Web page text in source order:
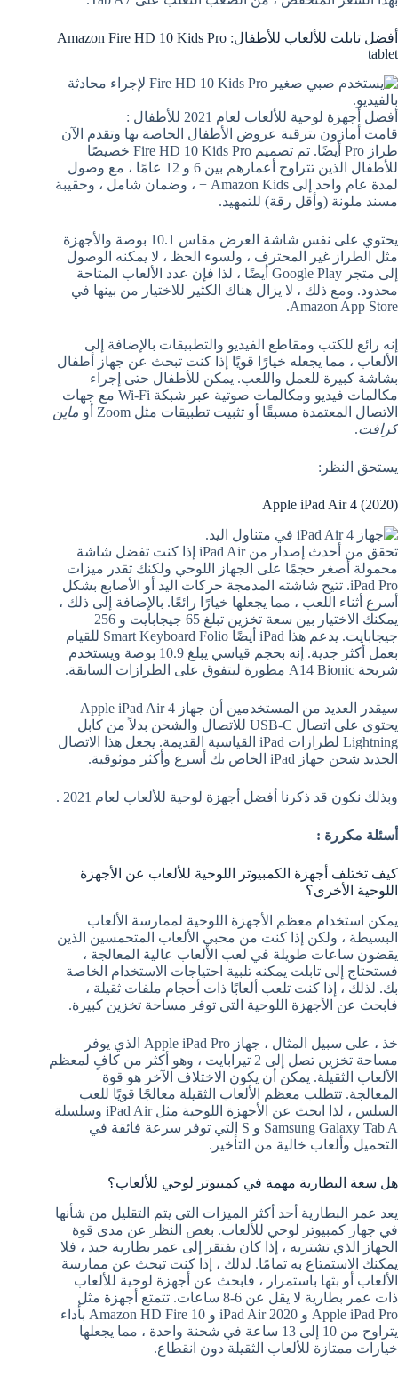
أفضل تابلت للألعاب للأطفال: Amazon Fire HD 10 Kids Pro
tablet
أفضل أجهزة لوحية للألعاب لعام 2021 للأطفال :
قامت أمازون بترقية عروض الأطفال الخاصة بها وتقدم الآن
طراز Pro أيضًا. تم تصميم Fire HD 10 Kids Pro خصيصًا
للأطفال الذين تتراوح أعمارهم بين 6 و 12 عامًا ، مع وصول
لمدة عام واحد إلى Amazon Kids + ، وضمان شامل ، وحقيبة
مسند ملونة (وأقل رقة) للتمهيد.
يحتوي على نفس شاشة العرض مقاس 10.1 بوصة والأجهزة
مثل الطراز غير المحترف ، ولسوء الحظ ، لا يمكنه الوصول
إلى متجر Google Play أيضًا ، لذا فإن عدد الألعاب المتاحة
محدود. ومع ذلك ، لا يزال هناك الكثير للاختيار من بينها في
Amazon App Store.
إنه رائع للكتب ومقاطع الفيديو والتطبيقات بالإضافة إلى
الألعاب ، مما يجعله خيارًا قويًا إذا كنت تبحث عن جهاز أطفال
بشاشة كبيرة للعمل واللعب. يمكن للأطفال حتى إجراء
مكالمات فيديو ومكالمات صوتية عبر شبكة Wi-Fi مع جهات
الاتصال المعتمدة مسبقًا أو تثبيت تطبيقات مثل Zoom أو
ماين
كرافت.
يستحق النظر:
Apple iPad Air 4 (2020)
تحقق من أحدث إصدار من iPad Air إذا كنت تفضل شاشة
محمولة أصغر حجمًا على الجهاز اللوحي ولكنك تقدر ميزات
iPad Pro. تتيح شاشته المدمجة حركات اليد أو الأصابع بشكل
أسرع أثناء اللعب ، مما يجعلها خيارًا رائعًا. بالإضافة إلى ذلك ،
يمكنك الاختيار بين سعة تخزين تبلغ 65 جيجابايت و 256
جيجابايت. يدعم هذا iPad أيضًا Smart Keyboard Folio للقيام
بعمل أكثر جدية. إنه بحجم قياسي يبلغ 10.9 بوصة ويستخدم
شريحة A14 Bionic مطورة ليتفوق على الطرازات السابقة.
سيقدر العديد من المستخدمين أن جهاز Apple iPad Air 4
يحتوي على اتصال USB-C للاتصال والشحن بدلاً من كابل
Lightning لطرازات iPad القياسية القديمة. يجعل هذا الاتصال
الجديد شحن جهاز iPad الخاص بك أسرع وأكثر موثوقية.
وبذلك نكون قد ذكرنا أفضل أجهزة لوحية للألعاب لعام 2021 .
أسئلة مكررة :
كيف تختلف أجهزة الكمبيوتر اللوحية للألعاب عن الأجهزة
اللوحية الأخرى؟
يمكن استخدام معظم الأجهزة اللوحية لممارسة الألعاب
البسيطة ، ولكن إذا كنت من محبي الألعاب المتحمسين الذين
يقضون ساعات طويلة في لعب الألعاب عالية المعالجة ،
فستحتاج إلى تابلت يمكنه تلبية احتياجات الاستخدام الخاصة
بك. لذلك ، إذا كنت تلعب ألعابًا ذات أحجام ملفات ثقيلة ،
فابحث عن الأجهزة اللوحية التي توفر مساحة تخزين كبيرة.
خذ ، على سبيل المثال ، جهاز Apple iPad Pro الذي يوفر
مساحة تخزين تصل إلى 2 تيرابايت ، وهو أكثر من كافٍ لمعظم
الألعاب الثقيلة. يمكن أن يكون الاختلاف الآخر هو قوة
المعالجة. تتطلب معظم الألعاب الثقيلة معالجًا قويًا للعب
السلس ، لذا ابحث عن الأجهزة اللوحية مثل iPad Air وسلسلة
Samsung Galaxy Tab A و S التي توفر سرعة فائقة في
التحميل وألعاب خالية من التأخير.
هل سعة البطارية مهمة في كمبيوتر لوحي للألعاب؟
يعد عمر البطارية أحد أكثر الميزات التي يتم التقليل من شأنها
في جهاز كمبيوتر لوحي للألعاب. بغض النظر عن مدى قوة
الجهاز الذي تشتريه ، إذا كان يفتقر إلى عمر بطارية جيد ، فلا
يمكنك الاستمتاع به تمامًا. لذلك ، إذا كنت تبحث عن ممارسة
الألعاب أو بثها باستمرار ، فابحث عن أجهزة لوحية للألعاب
ذات عمر بطارية لا يقل عن 6-8 ساعات. تتمتع أجهزة مثل
Apple iPad Pro و iPad Air 2020 و Amazon HD Fire 10 بأداء
يتراوح من 10 إلى 13 ساعة في شحنة واحدة ، مما يجعلها
خيارات ممتازة للألعاب الثقيلة دون انقطاع.